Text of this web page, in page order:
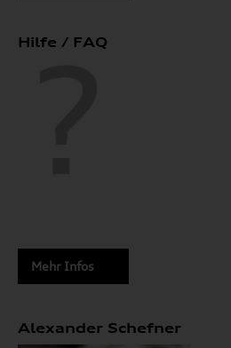
Hilfe / FAQ
Mehr Infos
Alexander Schefner